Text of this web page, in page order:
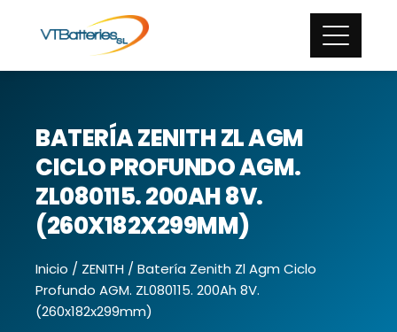
BATERÍA ZENITH ZL AGM
CICLO PROFUNDO AGM.
ZL080115. 200AH 8V.
(260X182X299MM)
Inicio / ZENITH / Batería Zenith Zl Agm Ciclo
Profundo AGM. ZL080115. 200Ah 8V.
(260x182x299mm)